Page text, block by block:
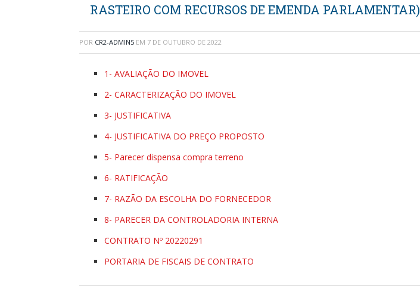
RASTEIRO COM RECURSOS DE EMENDA PARLAMENTAR)
POR CR2-ADMIN5 EM 7 DE OUTUBRO DE 2022
1- AVALIAÇÃO DO IMOVEL
2- CARACTERIZAÇÃO DO IMOVEL
3- JUSTIFICATIVA
4- JUSTIFICATIVA DO PREÇO PROPOSTO
5- Parecer dispensa compra terreno
6- RATIFICAÇÃO
7- RAZÃO DA ESCOLHA DO FORNECEDOR
8- PARECER DA CONTROLADORIA INTERNA
CONTRATO Nº 20220291
PORTARIA DE FISCAIS DE CONTRATO